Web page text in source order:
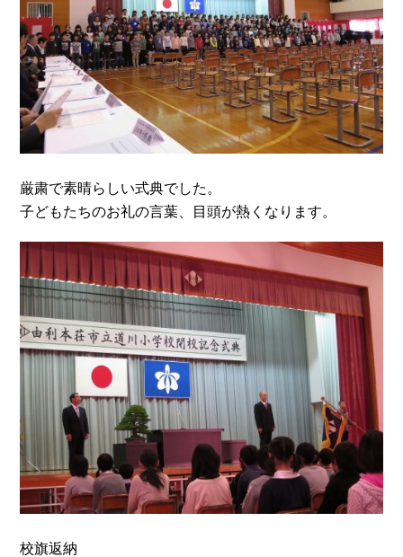
厳粛で素晴らしい式典でした。
子どもたちのお礼の言葉、目頭が熱くなります。
校旗返納